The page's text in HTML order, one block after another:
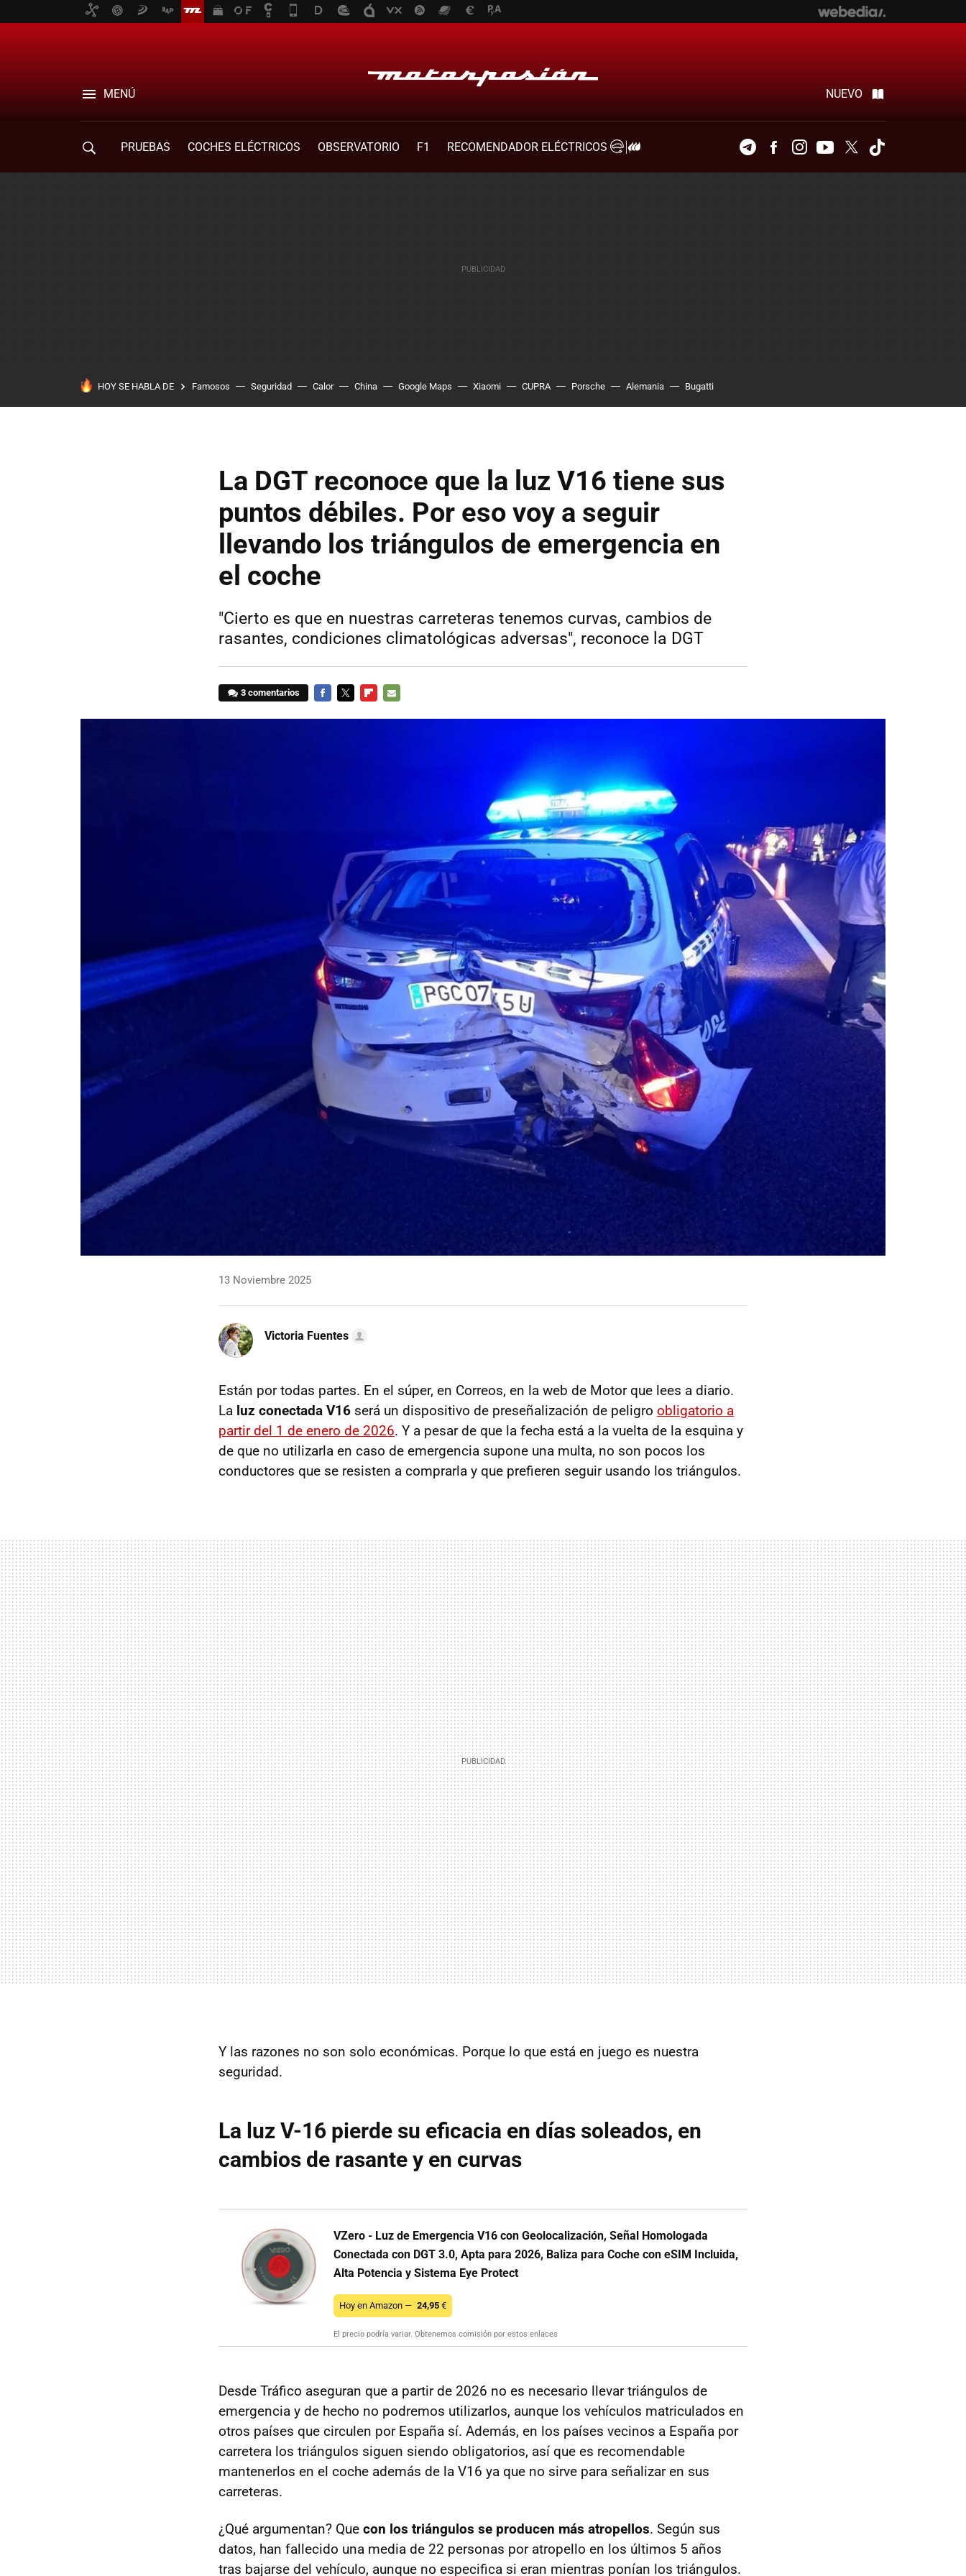
MENÚ NUEVO
PRUEBAS COCHES ELÉCTRICOS OBSERVATORIO F1
RECOMENDADOR ELÉCTRICOS
TelegramFacebookInstagramYoutubeTwitter
HOY SE HABLA DE Famosos Seguridad Calor China Google Maps Xiaomi CUPRA Porsche Alemania Bugatti
La DGT reconoce que la luz V16 tiene sus
puntos débiles. Por eso voy a seguir
llevando los triángulos de emergencia en
el coche
"Cierto es que en nuestras carreteras tenemos curvas, cambios de
rasantes, condiciones climatológicas adversas", reconoce la DGT
3 comentarios
13 Noviembre 2025
Victoria Fuentes
Están por todas partes. En el súper, en Correos, en la web de Motor que lees a diario.
La luz conectada V16 será un dispositivo de preseñalización de peligro obligatorio a
partir del 1 de enero de 2026. Y a pesar de que la fecha está a la vuelta de la esquina y
de que no utilizarla en caso de emergencia supone una multa, no son pocos los
conductores que se resisten a comprarla y que prefieren seguir usando los triángulos.
Y las razones no son solo económicas. Porque lo que está en juego es nuestra
seguridad.
La luz V-16 pierde su eficacia en días soleados, en
cambios de rasante y en curvas
VZero - Luz de Emergencia V16 con Geolocalización, Señal Homologada
Conectada con DGT 3.0, Apta para 2026, Baliza para Coche con eSIM Incluida,
Alta Potencia y Sistema Eye Protect
Hoy en Amazon — 24,95 €
El precio podría variar. Obtenemos comisión por estos enlaces
Desde Tráfico aseguran que a partir de 2026 no es necesario llevar triángulos de
emergencia y de hecho no podremos utilizarlos, aunque los vehículos matriculados en
otros países que circulen por España sí. Además, en los países vecinos a España por
carretera los triángulos siguen siendo obligatorios, así que es recomendable
mantenerlos en el coche además de la V16 ya que no sirve para señalizar en sus
carreteras.
¿Qué argumentan? Que con los triángulos se producen más atropellos. Según sus
datos, han fallecido una media de 22 personas por atropello en los últimos 5 años
tras bajarse del vehículo, aunque no especifica si eran mientras ponían los triángulos.